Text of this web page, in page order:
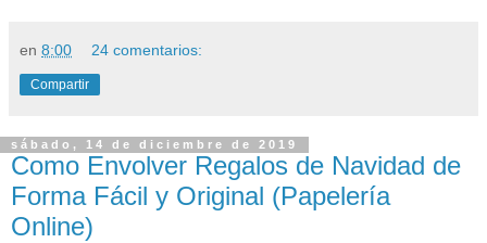
en 8:00 24 comentarios:
Compartir
sábado, 14 de diciembre de 2019
Como Envolver Regalos de Navidad de
Forma Fácil y Original (Papelería
Online)